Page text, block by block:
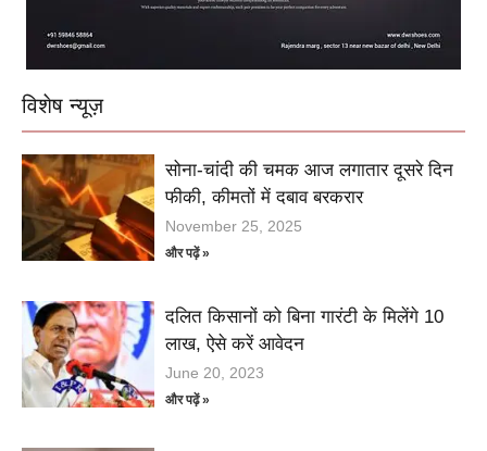
विशेष न्यूज़
सोना-चांदी की चमक आज लगातार दूसरे दिन
फीकी, कीमतों में दबाव बरकरार
November 25, 2025
और पढ़ें »
दलित किसानों को बिना गारंटी के मिलेंगे 10
लाख, ऐसे करें आवेदन
June 20, 2023
और पढ़ें »